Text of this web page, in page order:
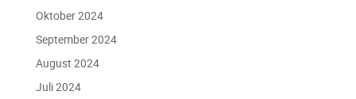
Oktober 2024
September 2024
August 2024
Juli 2024